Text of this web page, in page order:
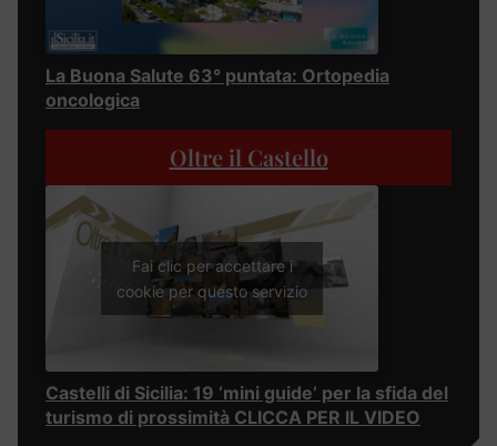
La Buona Salute 63° puntata: Ortopedia
oncologica
Oltre il Castello
Fai clic per accettare i
cookie per questo servizio
Castelli di Sicilia: 19 ‘mini guide’ per la sfida del
turismo di prossimità CLICCA PER IL VIDEO